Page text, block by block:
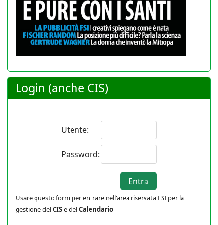
Login (anche CIS)
Utente:
Password:
Usare questo form per entrare nell'area riservata FSI per la
gestione delCISe delCalendario